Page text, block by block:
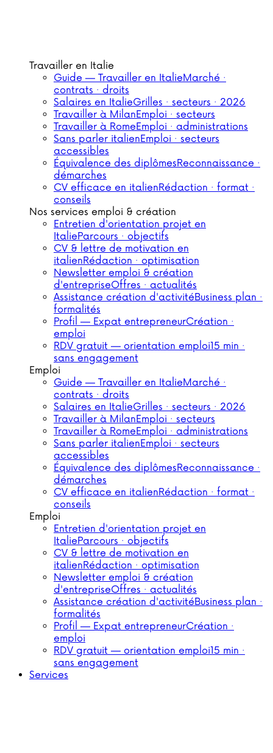
Travailler en Italie
Guide — Travailler en ItalieMarché ·
contrats · droits
Salaires en ItalieGrilles · secteurs · 2026
Travailler à MilanEmploi · secteurs
Travailler à RomeEmploi · administrations
Sans parler italienEmploi · secteurs
accessibles
Équivalence des diplômesReconnaissance ·
démarches
CV efficace en italienRédaction · format ·
conseils
Nos services emploi & création
Entretien d'orientation projet en
ItalieParcours · objectifs
CV & lettre de motivation en
italienRédaction · optimisation
Newsletter emploi & création
d'entrepriseOffres · actualités
Assistance création d'activitéBusiness plan ·
formalités
Profil — Expat entrepreneurCréation ·
emploi
RDV gratuit — orientation emploi15 min ·
sans engagement
Emploi
Guide — Travailler en ItalieMarché ·
contrats · droits
Salaires en ItalieGrilles · secteurs · 2026
Travailler à MilanEmploi · secteurs
Travailler à RomeEmploi · administrations
Sans parler italienEmploi · secteurs
accessibles
Équivalence des diplômesReconnaissance ·
démarches
CV efficace en italienRédaction · format ·
conseils
Emploi
Entretien d'orientation projet en
ItalieParcours · objectifs
CV & lettre de motivation en
italienRédaction · optimisation
Newsletter emploi & création
d'entrepriseOffres · actualités
Assistance création d'activitéBusiness plan ·
formalités
Profil — Expat entrepreneurCréation ·
emploi
RDV gratuit — orientation emploi15 min ·
sans engagement
Services